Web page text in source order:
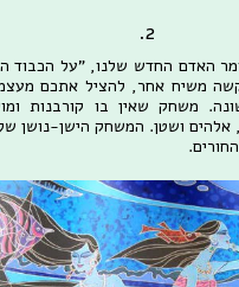
2.
האדם החדש שלנו, "על הכבוד
משיח אחר, להציל אתכם
משחק שאין בו קורבנות
אלהים ושטן. המשחק הישן-נושן